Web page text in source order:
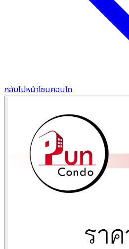
กลับไปหน้าโซนคอนโด